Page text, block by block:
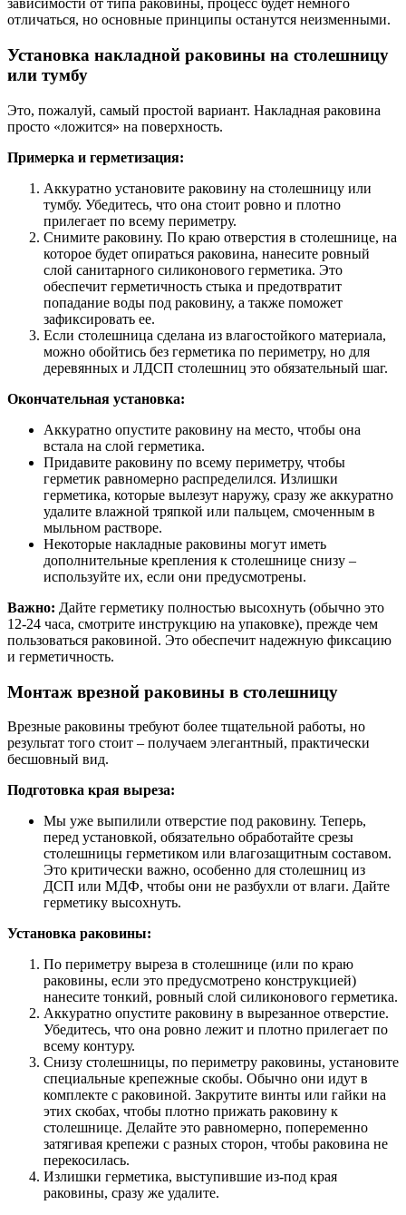
зависимости от типа раковины, процесс будет немного
отличаться, но основные принципы останутся неизменными.
Установка накладной раковины на столешницу
или тумбу
Это, пожалуй, самый простой вариант. Накладная раковина
просто «ложится» на поверхность.
Примерка и герметизация:
Аккуратно установите раковину на столешницу или
тумбу. Убедитесь, что она стоит ровно и плотно
прилегает по всему периметру.
Снимите раковину. По краю отверстия в столешнице, на
которое будет опираться раковина, нанесите ровный
слой санитарного силиконового герметика. Это
обеспечит герметичность стыка и предотвратит
попадание воды под раковину, а также поможет
зафиксировать ее.
Если столешница сделана из влагостойкого материала,
можно обойтись без герметика по периметру, но для
деревянных и ЛДСП столешниц это обязательный шаг.
Окончательная установка:
Аккуратно опустите раковину на место, чтобы она
встала на слой герметика.
Придавите раковину по всему периметру, чтобы
герметик равномерно распределился. Излишки
герметика, которые вылезут наружу, сразу же аккуратно
удалите влажной тряпкой или пальцем, смоченным в
мыльном растворе.
Некоторые накладные раковины могут иметь
дополнительные крепления к столешнице снизу –
используйте их, если они предусмотрены.
Важно: Дайте герметику полностью высохнуть (обычно это
12-24 часа, смотрите инструкцию на упаковке), прежде чем
пользоваться раковиной. Это обеспечит надежную фиксацию
и герметичность.
Монтаж врезной раковины в столешницу
Врезные раковины требуют более тщательной работы, но
результат того стоит – получаем элегантный, практически
бесшовный вид.
Подготовка края выреза:
Мы уже выпилили отверстие под раковину. Теперь,
перед установкой, обязательно обработайте срезы
столешницы герметиком или влагозащитным составом.
Это критически важно, особенно для столешниц из
ДСП или МДФ, чтобы они не разбухли от влаги. Дайте
герметику высохнуть.
Установка раковины:
По периметру выреза в столешнице (или по краю
раковины, если это предусмотрено конструкцией)
нанесите тонкий, ровный слой силиконового герметика.
Аккуратно опустите раковину в вырезанное отверстие.
Убедитесь, что она ровно лежит и плотно прилегает по
всему контуру.
Снизу столешницы, по периметру раковины, установите
специальные крепежные скобы. Обычно они идут в
комплекте с раковиной. Закрутите винты или гайки на
этих скобах, чтобы плотно прижать раковину к
столешнице. Делайте это равномерно, попеременно
затягивая крепежи с разных сторон, чтобы раковина не
перекосилась.
Излишки герметика, выступившие из-под края
раковины, сразу же удалите.